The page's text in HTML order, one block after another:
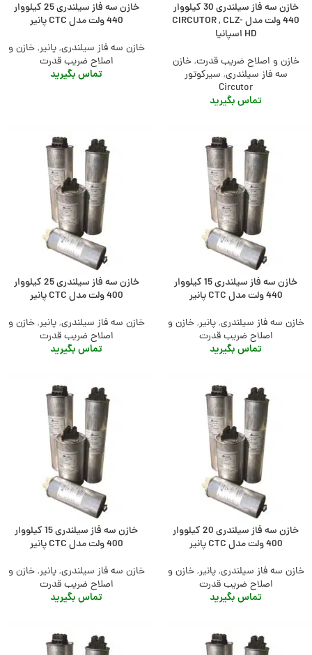
خازن سه فاز سیلندری 30 کیلووار
440 ولت مدل CIRCUTOR , CLZ-
HD اسپانیا
خازن و اصلاح ضریب قدرت,خازن
سه فاز سیلندری, سیرکوتور
Circutor
تماس بگیرید
خازن سه فاز سیلندری 25 کیلووار
440 ولت مدل CTC پانیر
خازن سه فاز سیلندری,پانیر,خازن و
اصلاح ضریب قدرت
تماس بگیرید
خازن سه فاز سیلندری 15 کیلووار
440 ولت مدل CTC پانیر
خازن سه فاز سیلندری,پانیر,خازن و
اصلاح ضریب قدرت
تماس بگیرید
خازن سه فاز سیلندری 25 کیلووار
400 ولت مدل CTC پانیر
خازن سه فاز سیلندری,پانیر,خازن و
اصلاح ضریب قدرت
تماس بگیرید
خازن سه فاز سیلندری 20 کیلووار
400 ولت مدل CTC پانیر
خازن سه فاز سیلندری,پانیر,خازن و
اصلاح ضریب قدرت
تماس بگیرید
خازن سه فاز سیلندری 15 کیلووار
400 ولت مدل CTC پانیر
خازن سه فاز سیلندری,پانیر,خازن و
اصلاح ضریب قدرت
تماس بگیرید